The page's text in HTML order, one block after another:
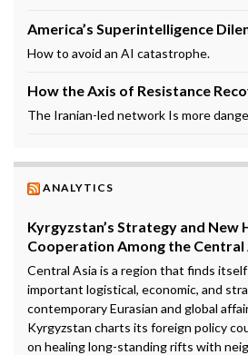
America’s Superintelligence
How to avoid an AI catastrophe.
How the Axis of Resistance
The Iranian-led network Is more
ANALYTICS
Kyrgyzstan’s Strategy and New
Cooperation Among the Central
Central Asia is a region that finds
important logistical, economic, and
contemporary Eurasian and global
Kyrgyzstan charts its foreign policy
on healing long-standing rifts with